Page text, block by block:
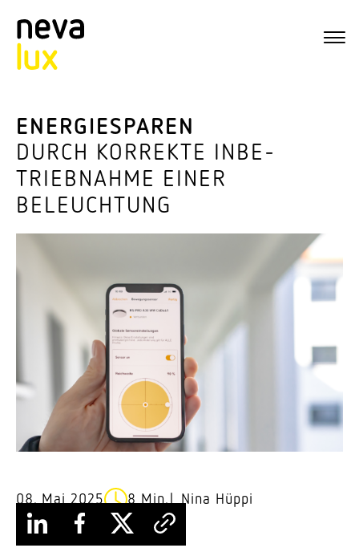
ENER­GIE­SPAREN
DURCH KORREKTE INBE­
TRIEB­NAHME EINER
BELEUCHTUNG
08. Mai 2025 8 Min. Nina Hüppi